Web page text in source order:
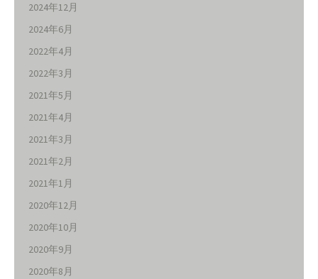
2024年12月
2024年6月
2022年4月
2022年3月
2021年5月
2021年4月
2021年3月
2021年2月
2021年1月
2020年12月
2020年10月
2020年9月
2020年8月